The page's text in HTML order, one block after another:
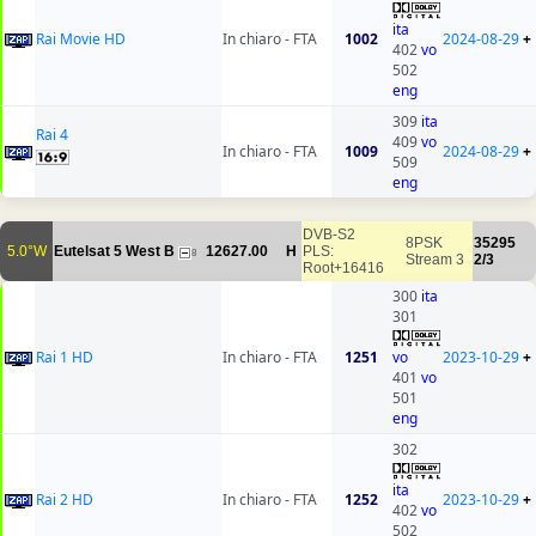
Rai Movie HD In chiaro - FTA 1002
ita
402vo
502
eng
2024-08-29+
Rai 4
In chiaro - FTA
1009
309 ita
409vo
509
eng
2024-08-29+
5.0°W Eutelsat 5 West B 8 12627.00 H
DVB-S2
PLS:
Root+16416
8PSK
Stream 3
35295
2/3
Rai 1 HD In chiaro - FTA 1251
300 ita
301
vo
401 vo
501
eng
2023-10-29+
Rai 2 HD In chiaro - FTA 1252
302
ita
402vo
502
2023-10-29+